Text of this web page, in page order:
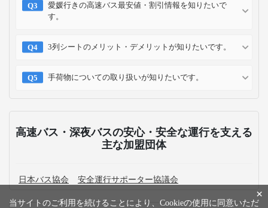
愛媛行きの高速バス最安値・割引情報を知りたいで
す。
3列シートのメリット・デメリットが知りたいです。
手荷物についての取り扱いが知りたいです。
高速バス・深夜バスの安心・安全な運行を支える
主な加盟団体
日本バス協会 安全運行サポーター協議会
×
当サイトのご利用を続けることにより、Cookieの使用に同意いただ